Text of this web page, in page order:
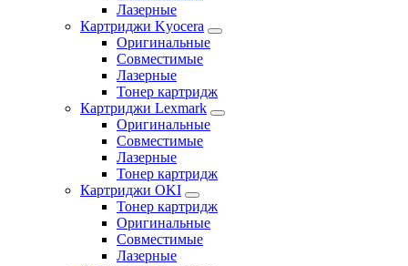
Лазерные
Картриджи Kyocera
Оригинальные
Совместимые
Лазерные
Тонер картридж
Картриджи Lexmark
Оригинальные
Совместимые
Лазерные
Тонер картридж
Картриджи OKI
Тонер картридж
Оригинальные
Совместимые
Лазерные